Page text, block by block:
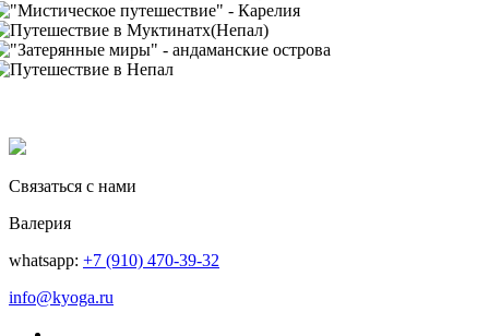
Связаться с нами
Валерия
whatsapp: +7 (910) 470-39-32
info@kyoga.ru